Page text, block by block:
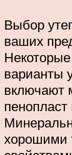
Выбор
ваших
варианты
включают
хорошими